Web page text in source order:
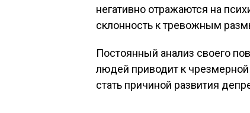
негативно отражаются на
склонность к тревожным
Постоянный анализ своего
людей приводит к
стать причиной развития